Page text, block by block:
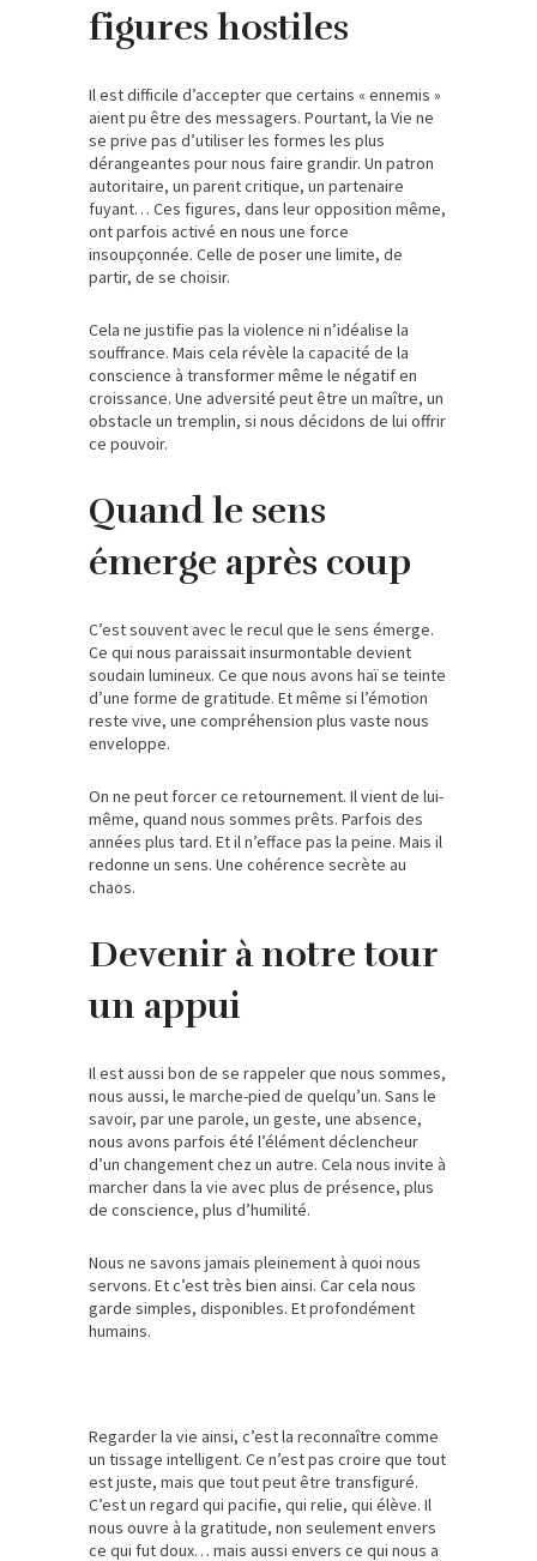
figures hostiles
Il est difficile d’accepter que certains « ennemis »
aient pu être des messagers. Pourtant, la Vie ne
se prive pas d’utiliser les formes les plus
dérangeantes pour nous faire grandir. Un patron
autoritaire, un parent critique, un partenaire
fuyant… Ces figures, dans leur opposition même,
ont parfois activé en nous une force
insoupçonnée. Celle de poser une limite, de
partir, de se choisir.
Cela ne justifie pas la violence ni n’idéalise la
souffrance. Mais cela révèle la capacité de la
conscience à transformer même le négatif en
croissance. Une adversité peut être un maître, un
obstacle un tremplin, si nous décidons de lui offrir
ce pouvoir.
Quand le sens
émerge après coup
C’est souvent avec le recul que le sens émerge.
Ce qui nous paraissait insurmontable devient
soudain lumineux. Ce que nous avons haï se teinte
d’une forme de gratitude. Et même si l’émotion
reste vive, une compréhension plus vaste nous
enveloppe.
On ne peut forcer ce retournement. Il vient de lui-
même, quand nous sommes prêts. Parfois des
années plus tard. Et il n’efface pas la peine. Mais il
redonne un sens. Une cohérence secrète au
chaos.
Devenir à notre tour
un appui
Il est aussi bon de se rappeler que nous sommes,
nous aussi, le marche-pied de quelqu’un. Sans le
savoir, par une parole, un geste, une absence,
nous avons parfois été l’élément déclencheur
d’un changement chez un autre. Cela nous invite à
marcher dans la vie avec plus de présence, plus
de conscience, plus d’humilité.
Nous ne savons jamais pleinement à quoi nous
servons. Et c’est très bien ainsi. Car cela nous
garde simples, disponibles. Et profondément
humains.
Regarder la vie ainsi, c’est la reconnaître comme
un tissage intelligent. Ce n’est pas croire que tout
est juste, mais que tout peut être transfiguré.
C’est un regard qui pacifie, qui relie, qui élève. Il
nous ouvre à la gratitude, non seulement envers
ce qui fut doux… mais aussi envers ce qui nous a